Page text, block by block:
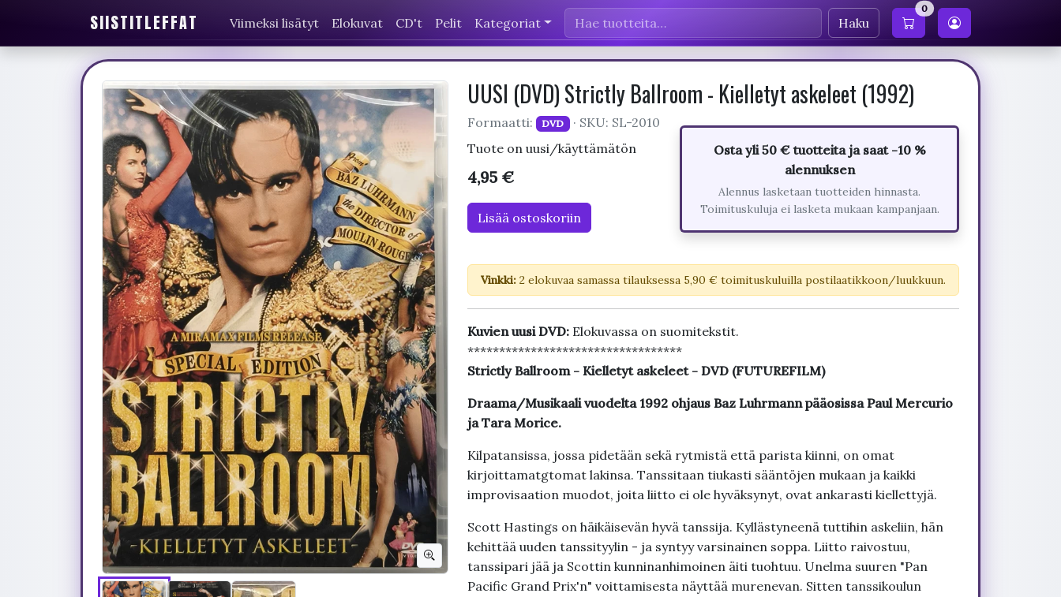
SIISTITLEFFAT Viimeksi lisätyt Elokuvat CD't Pelit Kategoriat Haku
0
UUSI (DVD) Strictly Ballroom - Kielletyt askeleet (1992)
Formaatti: DVD
· SKU: SL-2010
Tuote on uusi/käyttämätön
4,95 €
Lisää ostoskoriin
Osta yli 50 € tuotteita ja saat -10 %
alennuksen
Alennus lasketaan tuotteiden hinnasta.
Toimituskuluja ei lasketa mukaan kampanjaan.
Vinkki:2 elokuvaa samassa tilauksessa 5,90 € toimituskuluilla postilaatikkoon/luukkuun.
Kuvien uusi DVD: Elokuvassa on suomitekstit.
**********************************
Strictly Ballroom - Kielletyt askeleet - DVD (FUTUREFILM)
Draama/Musikaali vuodelta 1992 ohjaus Baz Luhrmann pääosissa Paul Mercurio
ja Tara Morice.
Kilpatansissa, jossa pidetään sekä rytmistä että parista kiinni, on omat
kirjoittamatgtomat lakinsa. Tanssitaan tiukasti sääntöjen mukaan ja kaikki
improvisaation muodot, joita liitto ei ole hyväksynyt, ovat ankarasti kiellettyjä.
Scott Hastings on häikäisevän hyvä tanssija. Kyllästyneenä tuttihin askeliin, hän
kehittää uuden tanssityylin - ja syntyy varsinainen soppa. Liitto raivostuu,
tanssipari jää ja Scottin kunninanhimoinen äiti tuohtuu. Unelma suuren "Pan
Pacific Grand Prix'n" voittamisesta näyttää murenevan. Sitten tanssikoulun